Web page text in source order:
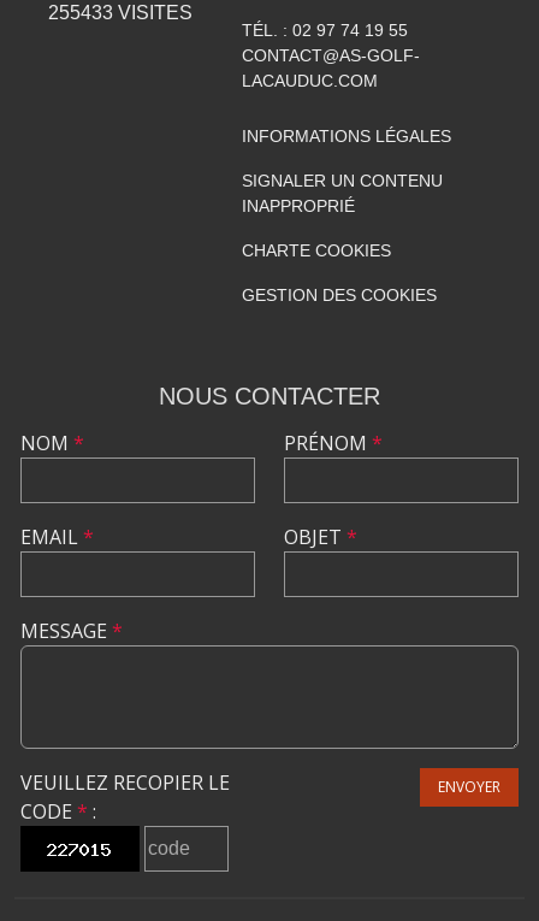
255433 VISITES
TÉL. : 02 97 74 19 55
CONTACT@AS-GOLF-
LACAUDUC.COM
INFORMATIONS LÉGALES
SIGNALER UN CONTENU
INAPPROPRIÉ
CHARTE COOKIES
GESTION DES COOKIES
NOUS CONTACTER
NOM *
EMAIL*
PRÉNOM *
OBJET *
MESSAGE *
VEUILLEZ RECOPIER LE
CODE * :
ENVOYER